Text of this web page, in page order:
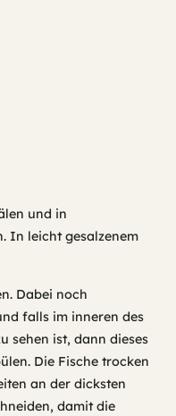
und in
In leicht gesalzenem
Dabei noch
falls im inneren des
sehen ist, dann dieses
Die Fische trocken
an der dicksten
damit die